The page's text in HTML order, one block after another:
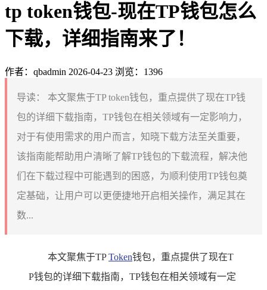
tp token钱包-现在TP钱包怎么
下载，详细指南来了！
作者：qbadmin 2026-04-23 浏览：1396
导读：
本文聚焦于TP token钱包，重点提供了现在TP钱
包的详细下载指南，TP钱包在相关领域有一定影响力，
对于有使用需求的用户而言，知晓下载方法至关重要，
该指南能帮助用户清晰了解TP钱包的下载流程，解决他
们在下载过程中可能遇到的困惑，为顺利使用TP钱包奠
定基础，让用户可以更便捷地开启相关操作，满足其在
数...
本文聚焦于TPToken钱包，重点提供了现在T
P钱包的详细下载指南，TP钱包在相关领域有一定